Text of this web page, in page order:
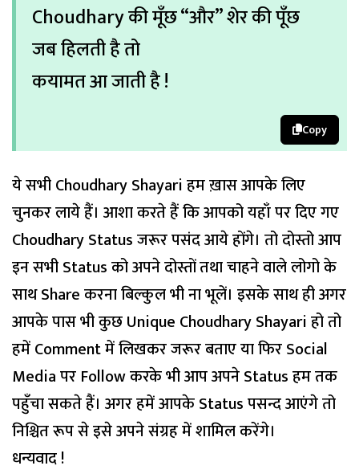
Choudhary की मूँछ “और” शेर की पूँछ
जब हिलती है तो
कयामत आ जाती है !
Copy
ये सभी Choudhary Shayari हम ख़ास आपके लिए
चुनकर लाये हैं। आशा करते हैं कि आपको यहाँ पर दिए गए
Choudhary Status जरूर पसंद आये होंगे। तो दोस्तो आप
इन सभी Status को अपने दोस्तों तथा चाहने वाले लोगो के
साथ Share करना बिल्कुल भी ना भूलें। इसके साथ ही अगर
आपके पास भी कुछ Unique Choudhary Shayari हो तो
हमें Comment में लिखकर जरूर बताए या फिर Social
Media पर Follow करके भी आप अपने Status हम तक
पहुँचा सकते हैं। अगर हमें आपके Status पसन्द आएंगे तो
निश्चित रूप से इसे अपने संग्रह में शामिल करेंगे।
धन्यवाद !